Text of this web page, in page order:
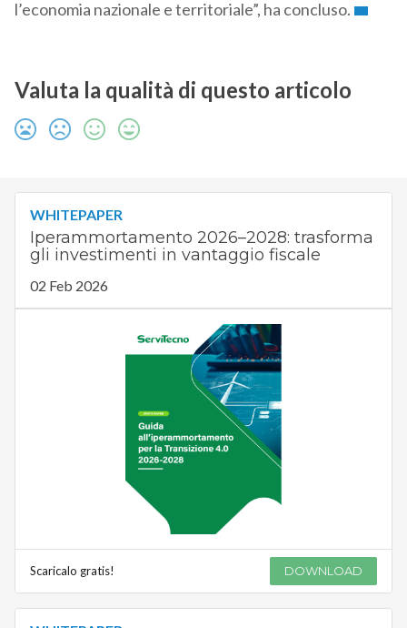
l’economia nazionale e territoriale”, ha concluso.
Valuta la qualità di questo articolo
WHITEPAPER
Iperammortamento 2026–2028: trasforma
gli investimenti in vantaggio fiscale
02 Feb 2026
Scaricalo gratis! DOWNLOAD